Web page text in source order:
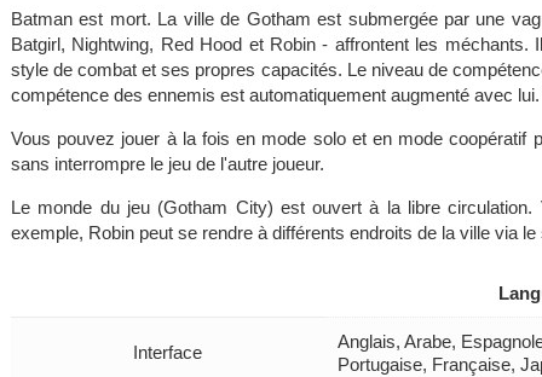
Batman est mort. La ville de Gotham est submergée par une
Batgirl, Nightwing, Red Hood et Robin - affrontent les
style de combat et ses propres capacités. Le niveau de
compétence des ennemis est automatiquement augmenté avec lui.
Vous pouvez jouer à la fois en mode solo et en mode coopératif
sans interrompre le jeu de l'autre joueur.
Le monde du jeu (Gotham City) est ouvert à la libre
exemple, Robin peut se rendre à différents endroits de la ville via
Interface
Anglais, Arabe,
Portugaise, Française,